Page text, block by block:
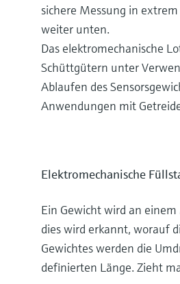
sichere Messung in
weiter unten.
Das elektromechanische
Schüttgütern unter
Ablaufen des
Anwendungen mit
Elektromechanische
Ein Gewicht wird an
dies wird erkannt, worauf
Gewichtes werden die
definierten Länge. Zieht